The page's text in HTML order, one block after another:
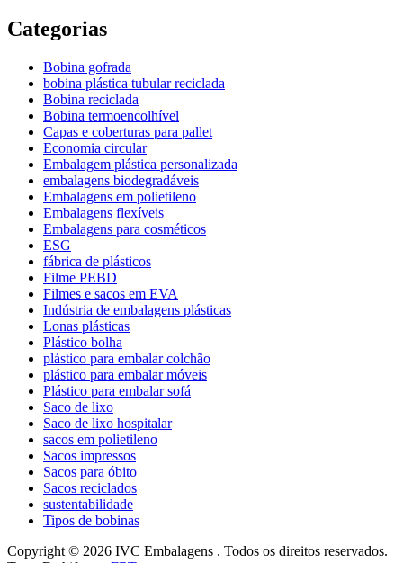
Categorias
Bobina gofrada
bobina plástica tubular reciclada
Bobina reciclada
Bobina termoencolhível
Capas e coberturas para pallet
Economia circular
Embalagem plástica personalizada
embalagens biodegradáveis
Embalagens em polietileno
Embalagens flexíveis
Embalagens para cosméticos
ESG
fábrica de plásticos
Filme PEBD
Filmes e sacos em EVA
Indústria de embalagens plásticas
Lonas plásticas
Plástico bolha
plástico para embalar colchão
plástico para embalar móveis
Plástico para embalar sofá
Saco de lixo
Saco de lixo hospitalar
sacos em polietileno
Sacos impressos
Sacos para óbito
Sacos reciclados
sustentabilidade
Tipos de bobinas
Copyright © 2026 IVC Embalagens . Todos os direitos reservados.